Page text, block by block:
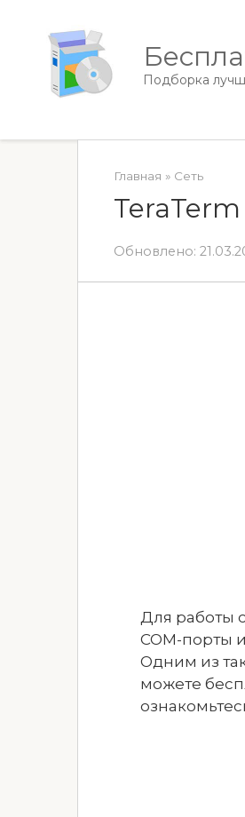
контенту
Подборка
Главная » Сеть
Обновлено:
Для работы
COM-порты
Одним из
можете